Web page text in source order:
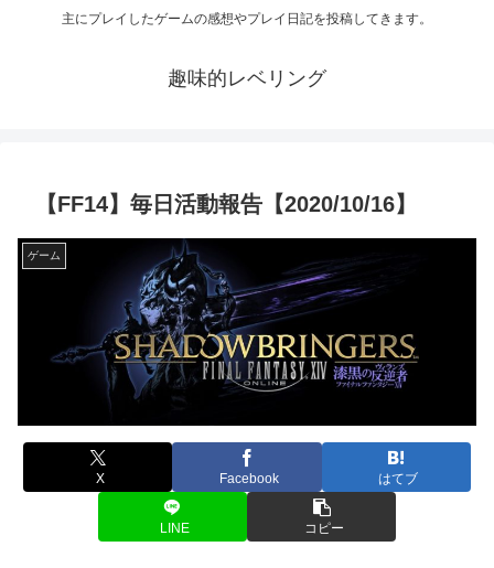
主にプレイしたゲームの感想やプレイ日記を投稿してきます。
趣味的レベリング
【FF14】毎日活動報告【2020/10/16】
ゲーム
X Facebook はてブ
LINE コピー